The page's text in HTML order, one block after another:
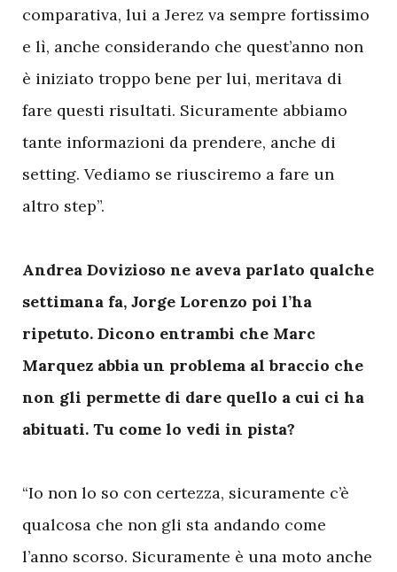
comparativa, lui a Jerez va sempre fortissimo
e lì, anche considerando che quest’anno non
è iniziato troppo bene per lui, meritava di
fare questi risultati. Sicuramente abbiamo
tante informazioni da prendere, anche di
setting. Vediamo se riusciremo a fare un
altro step”.
Andrea Dovizioso ne aveva parlato qualche
settimana fa, Jorge Lorenzo poi l’ha
ripetuto. Dicono entrambi che Marc
Marquez abbia un problema al braccio che
non gli permette di dare quello a cui ci ha
abituati. Tu come lo vedi in pista?
“Io non lo so con certezza, sicuramente c’è
qualcosa che non gli sta andando come
l’anno scorso. Sicuramente è una moto anche